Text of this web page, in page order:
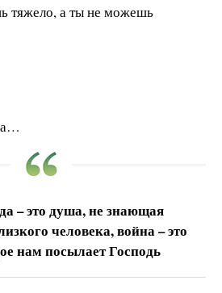
тяжело, а ты не можешь
– это душа, не знающая
человека, война – это
нам посылает Господь